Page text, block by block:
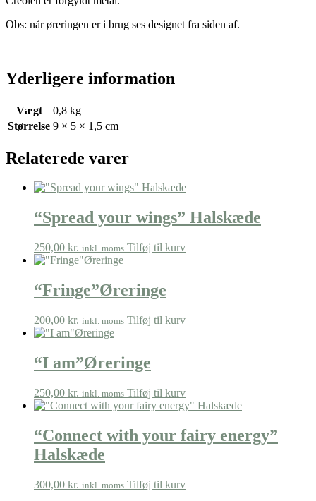
Obs: når øreringen er i brug ses designet fra siden af.
Yderligere information
Vægt
0,8 kg
Størrelse 9 × 5 × 1,5 cm
Relaterede varer
“Spread your wings” Halskæde
250,00 kr. inkl. moms Tilføj til kurv
“Fringe”Øreringe
200,00 kr. inkl. moms Tilføj til kurv
“I am”Øreringe
250,00 kr. inkl. moms Tilføj til kurv
“Connect with your fairy energy”
Halskæde
300,00 kr. inkl. moms Tilføj til kurv